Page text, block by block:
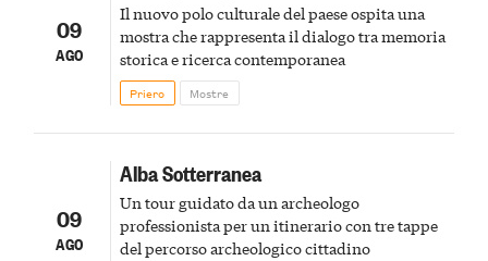
09
AGO
Il nuovo polo culturale del paese ospita una
mostra che rappresenta il dialogo tra memoria
storica e ricerca contemporanea
Priero Mostre
09
AGO
Alba Sotterranea
Un tour guidato da un archeologo
professionista per un itinerario con tre tappe
del percorso archeologico cittadino